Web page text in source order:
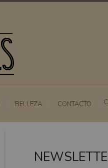
BELLEZA CONTACTO